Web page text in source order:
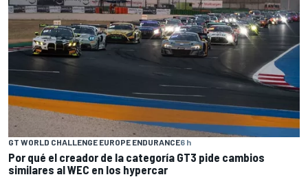
GT WORLD CHALLENGE EUROPE ENDURANCE6 h
Por qué el creador de la categoría GT3 pide cambios
similares al WEC en los hypercar